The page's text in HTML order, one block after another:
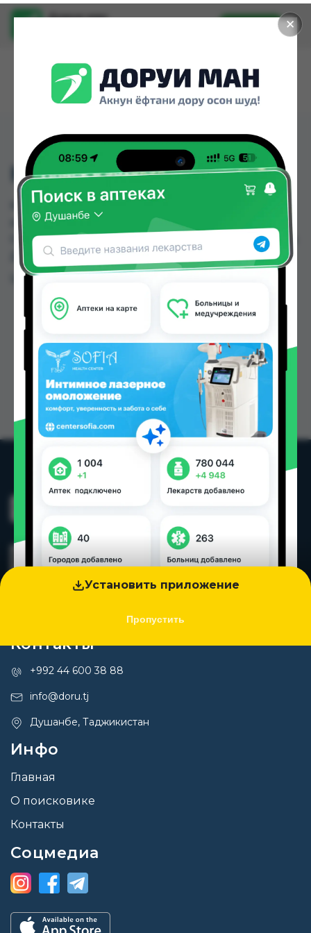
✕
Установить приложение
Пропустить
Доруи ман
Установить
КО-ДИРОТОН ТАБ №30
КО-ДИРОТОН ТАБ №30 можно купить или
заказать в аптеках, Дорухонаи "Гулчехр",
Саховат Ватан по цене от 3.20 TJS до 90.00 TJS в
Душанбе и других городах Таджикистана
Цена: от
3.20 TJS
Контакты
+992 44 600 38 88
info@doru.tj
Душанбе, Таджикистан
Инфо
Главная
О поисковике
Контакты
Соцмедиа